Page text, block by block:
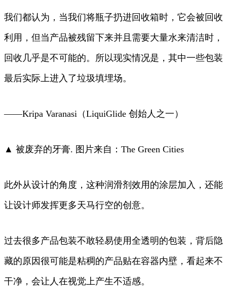
我们都认为，当我们将瓶子扔进回收箱时，它会被回收
利用，但当产品被残留下来并且需要大量水来清洁时，
回收几乎是不可能的。所以现实情况是，其中一些包装
最后实际上进入了垃圾填埋场。
——Kripa Varanasi（LiquiGlide 创始人之一）
▲ 被废弃的牙膏. 图片来自：The Green Cities
此外从设计的角度，这种润滑剂效用的涂层加入，还能
让设计师发挥更多天马行空的创意。
过去很多产品包装不敢轻易使用全透明的包装，背后隐
藏的原因很可能是粘稠的产品贴在容器内壁，看起来不
干净，会让人在视觉上产生不适感。